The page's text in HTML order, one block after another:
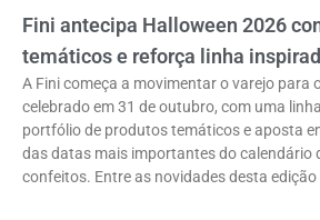
Fini antecipa Halloween 2026
temáticos e reforça linha
A Fini começa a movimentar o varejo para
celebrado em 31 de outubro, com uma
portfólio de produtos temáticos e aposta
das datas mais importantes do calendário
confeitos. Entre as novidades desta edição